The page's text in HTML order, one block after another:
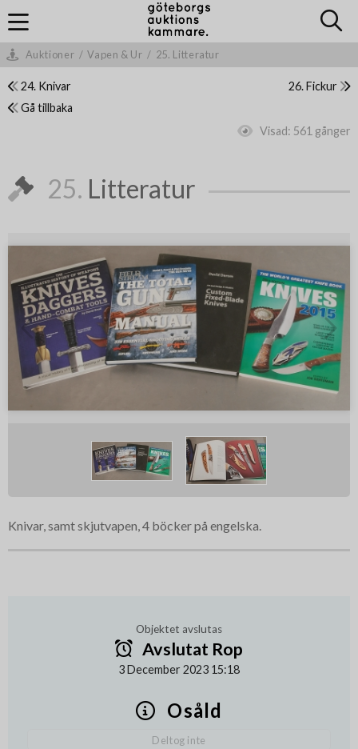
Auktioner / Vapen & Ur / 25. Litteratur
24. Knivar
26. Fickur
Gå tillbaka
Visad: 561 gånger
25. Litteratur
Knivar, samt skjutvapen, 4 böcker på engelska.
Objektet avslutas
Avslutat Rop
3 December 2023 15:18
Osåld
Deltog inte